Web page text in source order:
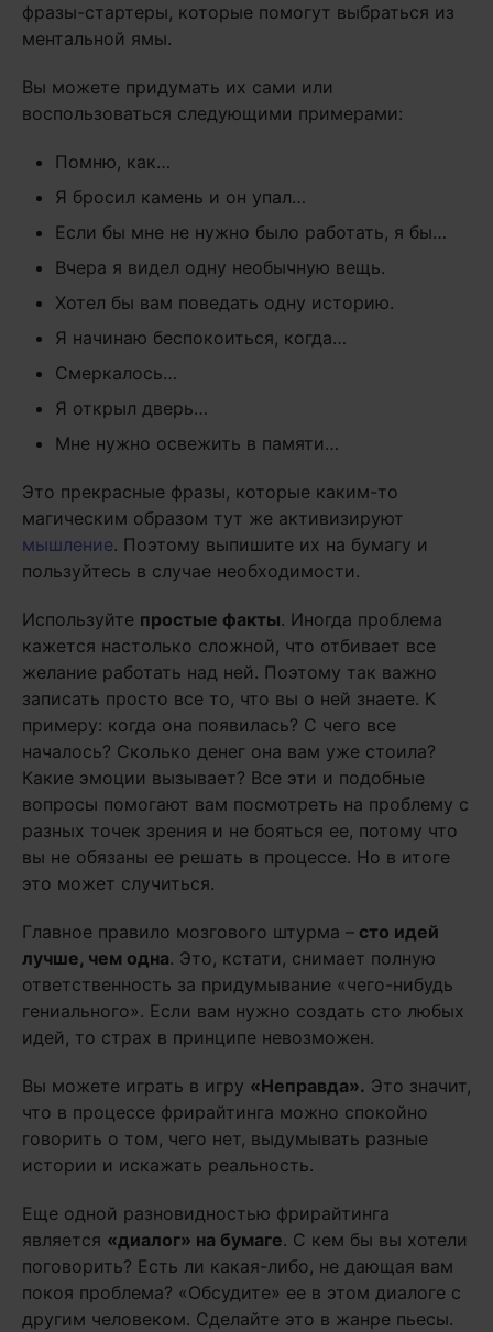
фразы-стартеры, которые помогут выбраться из
ментальной ямы.
Вы можете придумать их сами или
воспользоваться следующими примерами:
Помню, как…
Я бросил камень и он упал…
Если бы мне не нужно было работать, я бы…
Вчера я видел одну необычную вещь.
Хотел бы вам поведать одну историю.
Я начинаю беспокоиться, когда…
Смеркалось…
Я открыл дверь…
Мне нужно освежить в памяти…
Это прекрасные фразы, которые каким-то
магическим образом тут же активизируют
мышление. Поэтому выпишите их на бумагу и
пользуйтесь в случае необходимости.
Используйте простые факты. Иногда проблема
кажется настолько сложной, что отбивает все
желание работать над ней. Поэтому так важно
записать просто все то, что вы о ней знаете. К
примеру: когда она появилась? С чего все
началось? Сколько денег она вам уже стоила?
Какие эмоции вызывает? Все эти и подобные
вопросы помогают вам посмотреть на проблему с
разных точек зрения и не бояться ее, потому что
вы не обязаны ее решать в процессе. Но в итоге
это может случиться.
Главное правило мозгового штурма – сто идей
лучше, чем одна. Это, кстати, снимает полную
ответственность за придумывание «чего-нибудь
гениального». Если вам нужно создать сто любых
идей, то страх в принципе невозможен.
Вы можете играть в игру «Неправда». Это значит,
что в процессе фрирайтинга можно спокойно
говорить о том, чего нет, выдумывать разные
истории и искажать реальность.
Еще одной разновидностью фрирайтинга
является «диалог» на бумаге. С кем бы вы хотели
поговорить? Есть ли какая-либо, не дающая вам
покоя проблема? «Обсудите» ее в этом диалоге с
другим человеком. Сделайте это в жанре пьесы.